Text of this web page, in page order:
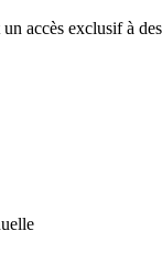
accès exclusif à